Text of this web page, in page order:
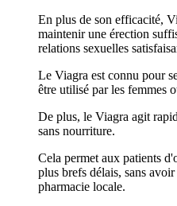
En plus de son efficacité,
maintenir une érection
relations sexuelles
Le Viagra est connu pour
être utilisé par les femmes
De plus, le Viagra agit
sans nourriture.
Cela permet aux patients
plus brefs délais, sans
pharmacie locale.